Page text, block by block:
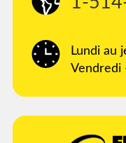
Lundi au
Vendredi